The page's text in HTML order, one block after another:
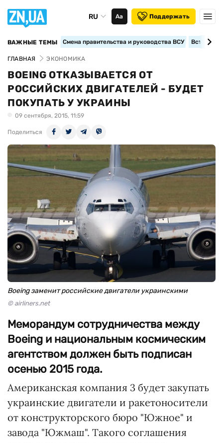
RU Аа Поддержать
ВАЖНЫЕ ТЕМЫ Смена правительства и руководства ВСУ
ГЛАВНАЯ ЭКОНОМИКА
BOEING ОТКАЗЫВАЕТСЯ ОТ
РОССИЙСКИХ ДВИГАТЕЛЕЙ - БУДЕТ
ПОКУПАТЬ У УКРАИНЫ
09 сентября, 2015, 11:59
Поделиться
Boeing заменит российские двигатели украинскими
© airliners.net
Меморандум сотрудничества между
Boeing и национальным космическим
агентством должен быть подписан
осенью 2015 года.
Американская компания 3 будет закупать
украинские двигатели и ракетоносители
от конструкторского бюро "Южное" и
завода "Южмаш". Такого соглашения